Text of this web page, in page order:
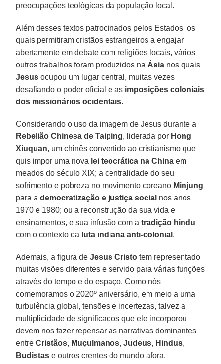
preocupações teológicas da população local.
Além desses textos patrocinados pelos Estados, os
quais permitiram cristãos estrangeiros a engajar
abertamente em debate com religiões locais, vários
outros trabalhos foram produzidos na Ásia nos quais
Jesus ocupou um lugar central, muitas vezes
desafiando o poder oficial e as imposições coloniais
dos missionários ocidentais.
Considerando o uso da imagem de Jesus durante a
Rebelião Chinesa de Taiping, liderada por Hong
Xiuquan, um chinês convertido ao cristianismo que
quis impor uma nova lei teocrática na China em
meados do século XIX; a centralidade do seu
sofrimento e pobreza no movimento coreano Minjung
para ademocratização e justiça social nos anos
1970 e 1980; ou a reconstrução da sua vida e
ensinamentos, e sua infusão com atradição hindu
com o contexto da luta indiana anti-colonial .
Ademais, a figura deJesus Cristo tem representado
muitas visões diferentes e servido para várias funções
através do tempo e do espaço. Como nós
comemoramos o 2020º aniversário, em meio a uma
turbulência global, tensões e incertezas, talvez a
multiplicidade de significados que ele incorporou
devem nos fazer repensar as narrativas dominantes
entreCristãos, Muçulmanos,Judeus, Hindus,
Budistas e outros crentes do mundo afora.